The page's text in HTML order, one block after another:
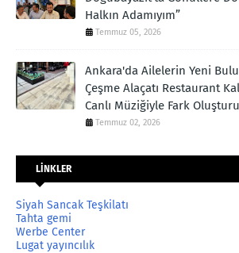
Halkın Adamıyım”
Temmuz 05, 2026
Ankara'da Ailelerin Yeni
Çeşme Alaçatı Restaurant
Canlı Müziğiyle Fark
Temmuz 02, 2026
LİNKLER
Siyah Sancak Teşkilatı
Tahta gemi
Werbe Center
Lugat yayıncılık